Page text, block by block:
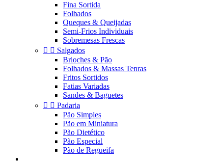
Fina Sortida
Folhados
Queques & Queijadas
Semi-Frios Individuais
Sobremesas Frescas
  Salgados
Brioches & Pão
Folhados & Massas Tenras
Fritos Sortidos
Fatias Variadas
Sandes & Baguetes
  Padaria
Pão Simples
Pão em Miniatura
Pão Dietético
Pão Especial
Pão de Regueifa